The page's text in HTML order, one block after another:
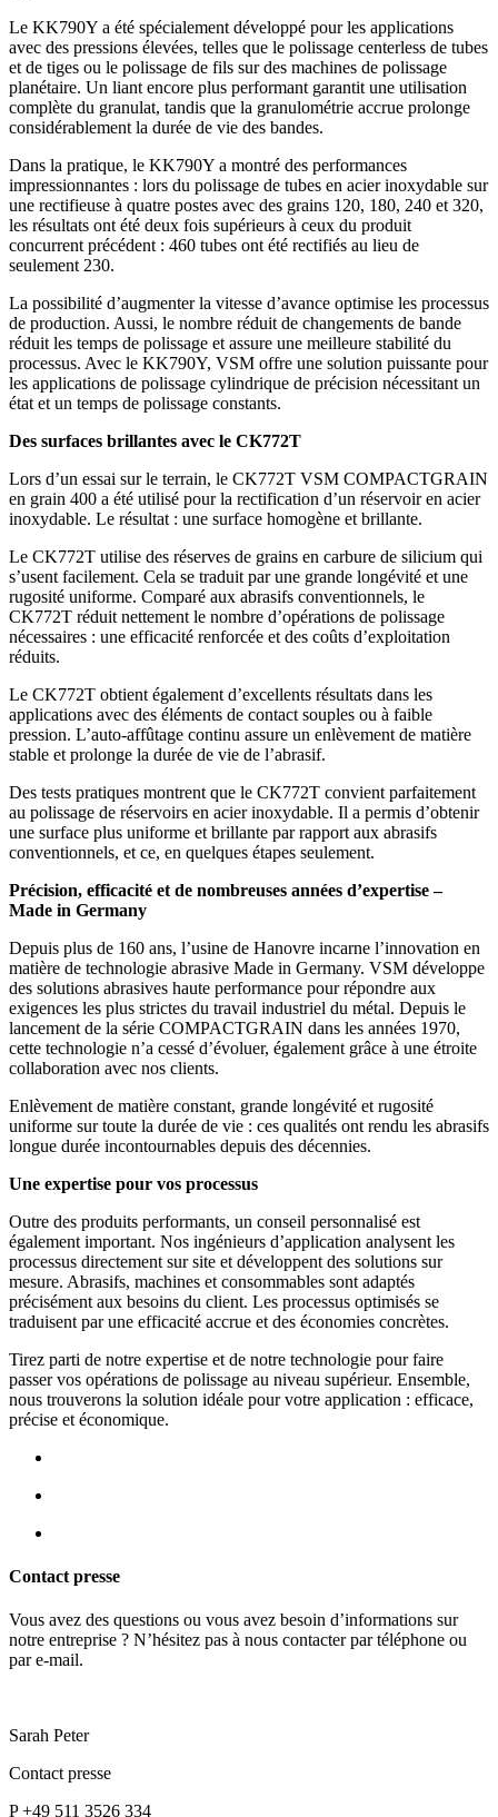
Le KK790Y a été spécialement développé pour les applications
avec des pressions élevées, telles que le polissage centerless de tubes
et de tiges ou le polissage de fils sur des machines de polissage
planétaire. Un liant encore plus performant garantit une utilisation
complète du granulat, tandis que la granulométrie accrue prolonge
considérablement la durée de vie des bandes.
Dans la pratique, le KK790Y a montré des performances
impressionnantes : lors du polissage de tubes en acier inoxydable sur
une rectifieuse à quatre postes avec des grains 120, 180, 240 et 320,
les résultats ont été deux fois supérieurs à ceux du produit
concurrent précédent : 460 tubes ont été rectifiés au lieu de
seulement 230.
La possibilité d’augmenter la vitesse d’avance optimise les processus
de production. Aussi, le nombre réduit de changements de bande
réduit les temps de polissage et assure une meilleure stabilité du
processus. Avec le KK790Y, VSM offre une solution puissante pour
les applications de polissage cylindrique de précision nécessitant un
état et un temps de polissage constants.
Des surfaces brillantes avec le CK772T
Lors d’un essai sur le terrain, le CK772T VSM COMPACTGRAIN
en grain 400 a été utilisé pour la rectification d’un réservoir en acier
inoxydable. Le résultat : une surface homogène et brillante.
Le CK772T utilise des réserves de grains en carbure de silicium qui
s’usent facilement. Cela se traduit par une grande longévité et une
rugosité uniforme. Comparé aux abrasifs conventionnels, le
CK772T réduit nettement le nombre d’opérations de polissage
nécessaires : une efficacité renforcée et des coûts d’exploitation
réduits.
Le CK772T obtient également d’excellents résultats dans les
applications avec des éléments de contact souples ou à faible
pression. L’auto-affûtage continu assure un enlèvement de matière
stable et prolonge la durée de vie de l’abrasif.
Des tests pratiques montrent que le CK772T convient parfaitement
au polissage de réservoirs en acier inoxydable. Il a permis d’obtenir
une surface plus uniforme et brillante par rapport aux abrasifs
conventionnels, et ce, en quelques étapes seulement.
Précision, efficacité et de nombreuses années d’expertise –
Made in Germany
Depuis plus de 160 ans, l’usine de Hanovre incarne l’innovation en
matière de technologie abrasive Made in Germany. VSM développe
des solutions abrasives haute performance pour répondre aux
exigences les plus strictes du travail industriel du métal. Depuis le
lancement de la série COMPACTGRAIN dans les années 1970,
cette technologie n’a cessé d’évoluer, également grâce à une étroite
collaboration avec nos clients.
Enlèvement de matière constant, grande longévité et rugosité
uniforme sur toute la durée de vie : ces qualités ont rendu les abrasifs
longue durée incontournables depuis des décennies.
Une expertise pour vos processus
Outre des produits performants, un conseil personnalisé est
également important. Nos ingénieurs d’application analysent les
processus directement sur site et développent des solutions sur
mesure. Abrasifs, machines et consommables sont adaptés
précisément aux besoins du client. Les processus optimisés se
traduisent par une efficacité accrue et des économies concrètes.
Tirez parti de notre expertise et de notre technologie pour faire
passer vos opérations de polissage au niveau supérieur. Ensemble,
nous trouverons la solution idéale pour votre application : efficace,
précise et économique.
Contact presse
Vous avez des questions ou vous avez besoin d’informations sur
notre entreprise ? N’hésitez pas à nous contacter par téléphone ou
par e-mail.
Sarah Peter
Contact presse
P +49 511 3526 334